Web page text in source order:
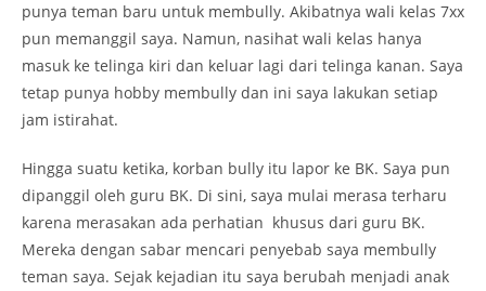
punya teman baru untuk membully. Akibatnya wali kelas 7xx
pun memanggil saya. Namun, nasihat wali kelas hanya
masuk ke telinga kiri dan keluar lagi dari telinga kanan. Saya
tetap punya hobby membully dan ini saya lakukan setiap
jam istirahat.
Hingga suatu ketika, korban bully itu lapor ke BK. Saya pun
dipanggil oleh guru BK. Di sini, saya mulai merasa terharu
karena merasakan ada perhatian khusus dari guru BK.
Mereka dengan sabar mencari penyebab saya membully
teman saya. Sejak kejadian itu saya berubah menjadi anak